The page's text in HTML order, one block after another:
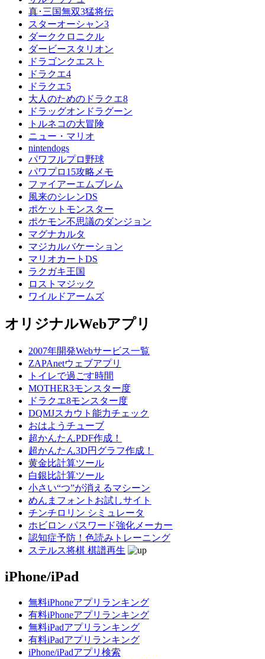
真･三国無双3猛将伝
スターオーシャン3
ダーククロニクル
ダービースタリオン
ドラゴンクエスト
ドラクエ4
ドラクエ5
大人のためのドラクエ8
ドラッグオンドラグーン
トルネコの大冒険
ニュー・マリオ
nintendogs
パワフルプロ野球
パワプロ15攻略メモ
ファイアーエムブレム
風来のシレンDS
ポケットモンスター
ポケモン不思議のダンジョン
マグナカルタ
マジカルバケーション
マリオカートDS
ラクガキ王国
ロストマジック
ワイルドアームズ
オリジナルWebアプリ
2007年開発Webサービス一覧
ZAPAnetウェブアプリ
トイレで過ごす時間
MOTHER3モンスター度
ドラクエ8モンスター度
DQMJスカウト能力チェック
おはようチューブ
超かんたんPDF作成！
超かんたん3D円グラフ作成！
黄金比計算ツール
白銀比計算ツール
小さい“つ”が消えるマシーン
めんまフォントお試しサイト
チンチロリン シミュレータ
ホビロン パスワード強化メーカー
認知症予防！色読みトレーニング
ステルス将棋 棋譜再生
iPhone/iPad
無料iPhoneアプリランキング
有料iPhoneアプリランキング
無料iPadアプリランキング
有料iPadアプリランキング
iPhone/iPadアプリ検索